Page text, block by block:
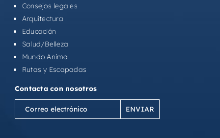
Consejos legales
Arquitectura
Educación
Salud/Belleza
Mundo Animal
Rutas y Escapadas
Contacta con nosotros
Correo
electrónico